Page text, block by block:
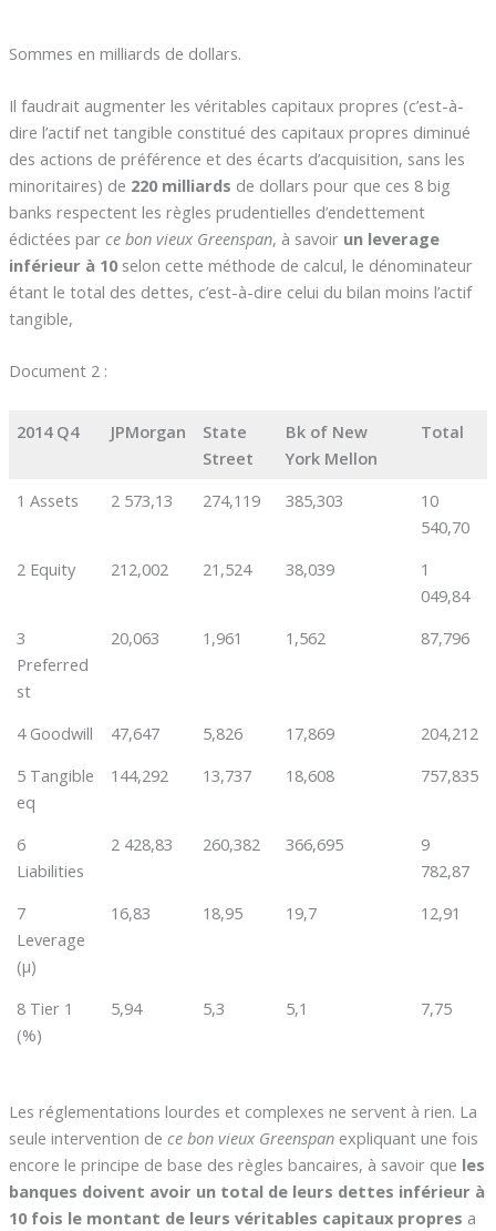
Sommes en milliards de dollars.
Il faudrait augmenter les véritables capitaux propres (c’est-à-
dire l’actif net tangible constitué des capitaux propres diminué
des actions de préférence et des écarts d’acquisition, sans les
minoritaires) de 220 milliards de dollars pour que ces 8 big
banks respectent les règles prudentielles d’endettement
édictées par ce bon vieux Greenspan, à savoir un leverage
inférieur à 10selon cette méthode de calcul, le dénominateur
étant le total des dettes, c’est-à-dire celui du bilan moins l’actif
tangible,
Document 2 :
2014 Q4 JPMorgan
State
Street
Bk of New
York Mellon
Total
1 Assets 2 573,13 274,119 385,303
10
540,70
2 Equity
212,002 21,524 38,039
1
049,84
3
Preferred
st
20,063 1,961 1,562 87,796
4 Goodwill 47,647 5,826 17,869
204,212
5 Tangible
eq
144,292 13,737 18,608 757,835
6
Liabilities
2 428,83 260,382 366,695
9
782,87
7
Leverage
(µ)
16,83 18,95 19,7 12,91
8 Tier 1
(%)
5,94 5,3 5,1 7,75
Les réglementations lourdes et complexes ne servent à rien. La
seule intervention de ce bon vieux Greenspan expliquant une fois
encore le principe de base des règles bancaires, à savoir que les
banques doivent avoir un total de leurs dettes inférieur à
10 fois le montant de leurs véritables capitaux propres a